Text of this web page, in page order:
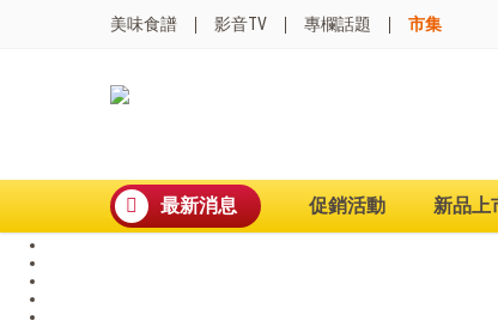
美味食譜 影音TV 專欄話題 市集
最新消息 促銷活動 新品上
全球通吹風機
珍珠粗吸管杯
可微波保鮮盒